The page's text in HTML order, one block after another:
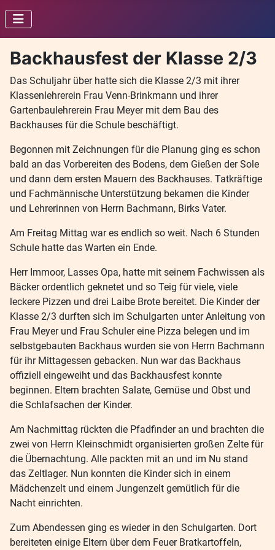
Backhausfest der Klasse 2/3
Das Schuljahr über hatte sich die Klasse 2/3 mit ihrer
Klassenlehrerein Frau Venn-Brinkmann und ihrer
Gartenbaulehrerein Frau Meyer mit dem Bau des
Backhauses für die Schule beschäftigt.
Begonnen mit Zeichnungen für die Planung ging es schon
bald an das Vorbereiten des Bodens, dem Gießen der Sole
und dann dem ersten Mauern des Backhauses. Tatkräftige
und Fachmännische Unterstützung bekamen die Kinder
und Lehrerinnen von Herrn Bachmann, Birks Vater.
Am Freitag Mittag war es endlich so weit. Nach 6 Stunden
Schule hatte das Warten ein Ende.
Herr Immoor, Lasses Opa, hatte mit seinem Fachwissen als
Bäcker ordentlich geknetet und so Teig für viele, viele
leckere Pizzen und drei Laibe Brote bereitet. Die Kinder der
Klasse 2/3 durften sich im Schulgarten unter Anleitung von
Frau Meyer und Frau Schuler eine Pizza belegen und im
selbstgebauten Backhaus wurden sie von Herrn Bachmann
für ihr Mittagessen gebacken. Nun war das Backhaus
offiziell eingeweiht und das Backhausfest konnte
beginnen. Eltern brachten Salate, Gemüse und Obst und
die Schlafsachen der Kinder.
Am Nachmittag rückten die Pfadfinder an und brachten die
zwei von Herrn Kleinschmidt organisierten großen Zelte für
die Übernachtung. Alle packten mit an und im Nu stand
das Zeltlager. Nun konnten die Kinder sich in einem
Mädchenzelt und einem Jungenzelt gemütlich für die
Nacht einrichten.
Zum Abendessen ging es wieder in den Schulgarten. Dort
bereiteten einige Eltern über dem Feuer Bratkartoffeln,